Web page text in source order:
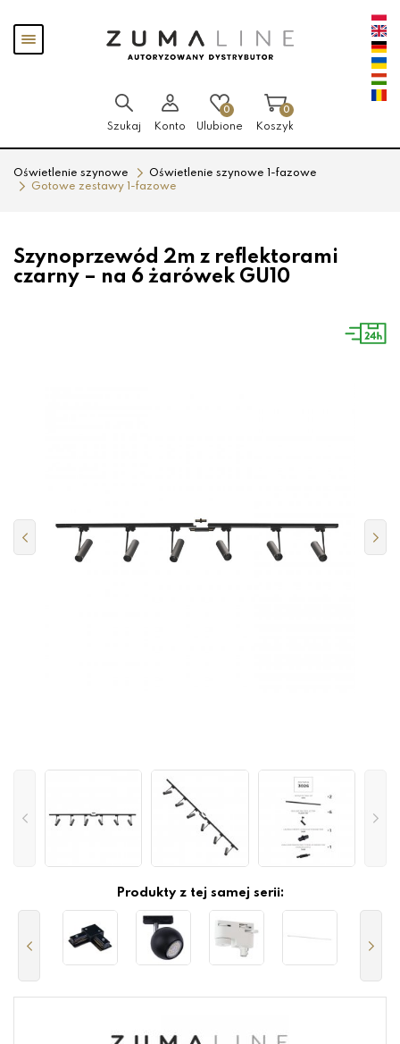
Pokaż
menu
Szukaj Konto
0
Ulubione
0
Koszyk
Oświetlenie szynowe
Oświetlenie szynowe 1-fazowe
Gotowe zestawy 1-fazowe
Szynoprzewód 2m z reflektorami
czarny – na 6 żarówek GU10
Produkty z tej samej serii: